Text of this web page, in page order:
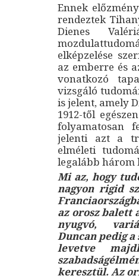
Ennek
rendeztek
Dienes
elképzelése
az emberre és
vonatkozó
vizsgáló
is jelent, amely
1912-től
folyamatosan
jelenti azt a
elméleti
legalább három
Mi az, hogy
nagyon rigid
az orosz balett
nyugvó,
Duncan pedig a
levetve
keresztül. Az